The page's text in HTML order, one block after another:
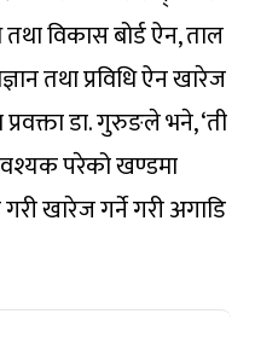
विकास बोर्ड ऐन, ताल
तथा प्रविधि ऐन खारेज
डा. गुरुङले भने, ‘ती
परेको खण्डमा
खारेज गर्ने गरी अगाडि